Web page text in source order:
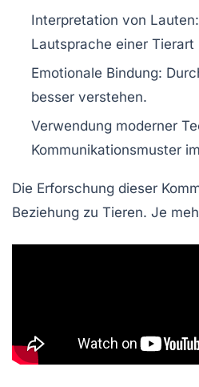
Interpretation von
Lautsprache einer
Emotionale Bindung:
besser verstehen.
Verwendung moderner
Kommunikationsmuster
Die Erforschung dieser
Beziehung zu Tieren. Je